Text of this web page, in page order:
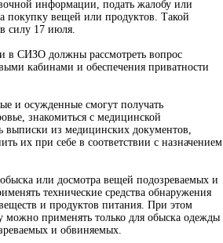
информации, подать жалобу или
покупку вещей или продуктов. Такой
силу 17 июля.
в СИЗО должны рассмотреть вопрос
кабинами и обеспечения приватности
и осужденные смогут получать
знакомиться с медицинской
выписки из медицинских документов,
их при себе в соответствии с назначением
или досмотра вещей подозреваемых и
технические средства обнаружения
и продуктов питания. При этом
можно применять только для обыска одежды
и обвиняемых.